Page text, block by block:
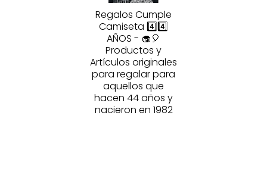
Regalos Cumple
Camiseta 4️⃣4️⃣
AÑOS - 🧁🎈
Productos y
Artículos originales
para regalar para
aquellos que
hacen 44 años y
nacieron en 1982